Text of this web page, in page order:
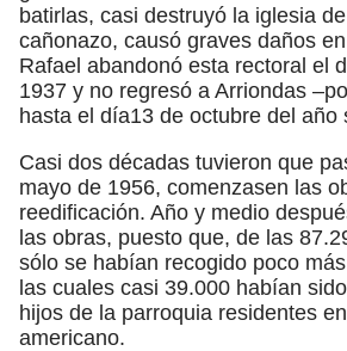
batirlas, casi destruyó la iglesia
cañonazo, causó graves daños
Rafael abandonó esta rectoral el
1937 y no regresó a Arriondas
hasta el día13 de octubre del año
Casi dos décadas tuvieron que
mayo de 1956, comenzasen las
reedificación. Año y medio
las obras, puesto que, de las
sólo se habían recogido poco
las cuales casi 39.000 habían
hijos de la parroquia residentes
americano.